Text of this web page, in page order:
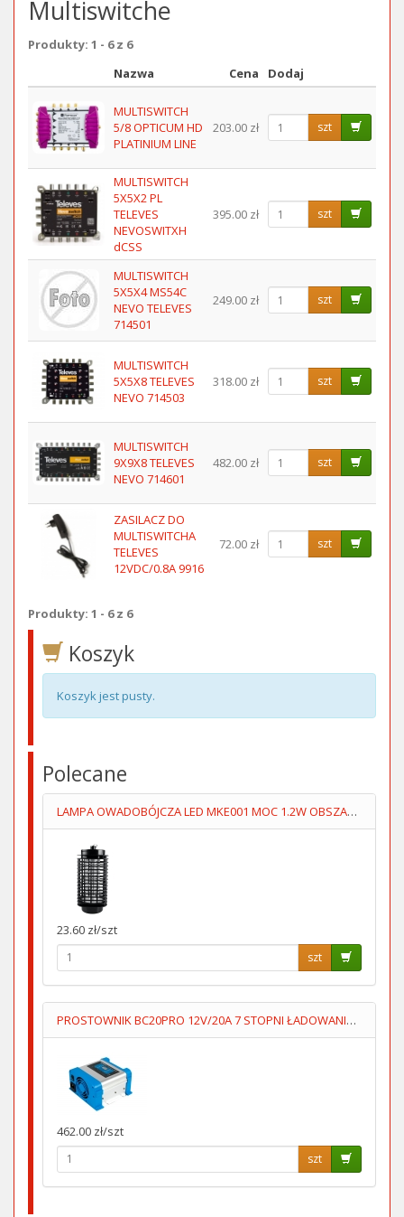
Multiswitche
Produkty: 1 - 6 z 6
Obraz
Nazwa Cena Dodaj
MULTISWITCH
5/8 OPTICUM HD
PLATINIUM LINE
203.00 zł szt
MULTISWITCH
5X5X2 PL
TELEVES
NEVOSWITXH
dCSS
395.00 zł szt
MULTISWITCH
5X5X4 MS54C
NEVO TELEVES
714501
249.00 zł szt
MULTISWITCH
5X5X8 TELEVES
NEVO 714503
318.00 zł szt
MULTISWITCH
9X9X8 TELEVES
NEVO 714601
482.00 zł szt
ZASILACZ DO
MULTISWITCHA
TELEVES
12VDC/0.8A 9916
72.00 zł szt
Produkty: 1 - 6 z 6
Koszyk
Koszyk jest pusty.
Polecane
LAMPA OWADOBÓJCZA LED MKE001 MOC 1.2W OBSZAR 30m2
23.60 zł/szt
szt
PROSTOWNIK BC20PRO 12V/20A 7 STOPNI ŁADOWANIA AUTOMAT
462.00 zł/szt
szt